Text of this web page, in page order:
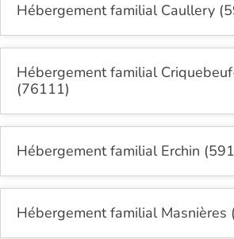
Hébergement familial Caullery
Hébergement familial
(76111)
Hébergement familial Erchin
Hébergement familial Masnières